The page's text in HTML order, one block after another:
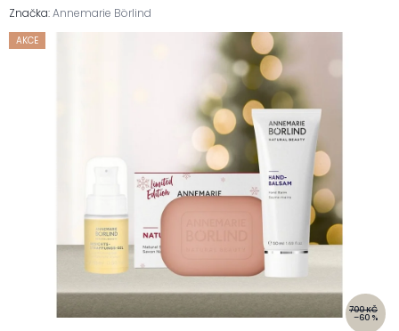
je
0,0
z 5
hvězdiček.
Značka:Annemarie Börlind
AKCE
700 KČ
–60 %